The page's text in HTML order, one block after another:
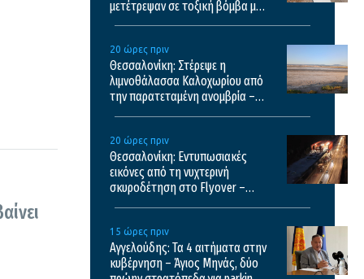
μετέτρεψαν σε τοξική βόμβα με
20 ώρες πριν
Θεσσαλονίκη: Στέρεψε η
λιμνοθάλασσα Καλοχωρίου από
την παρατεταμένη ανομβρία –
20 ώρες πριν
Θεσσαλονίκη: Εντυπωσιακές
εικόνες από τη νυχτερινή
σκυροδέτηση στο Flyover –
15 ώρες πριν
Αγγελούδης: Τα 4 αιτήματα στην
κυβέρνηση – Άγιος Μηνάς, δύο